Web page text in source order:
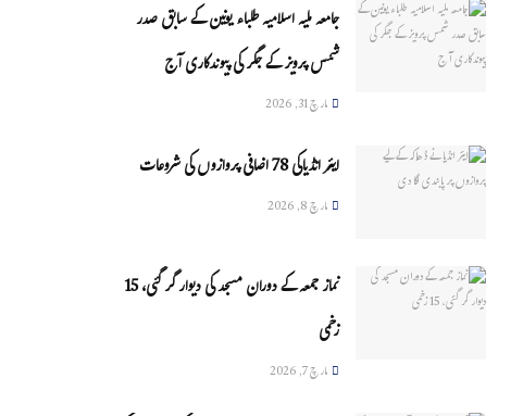
جامعہ ملیہ اسلامیہ طلباء یونین کے سابق صدر
شمس پرویز کے جگر کی پیوندکاری آج
مارچ 31, 2026
ایئر انڈیاکی 78 اضافی پروازوں کی شروعات
مارچ 8, 2026
نماز جمعہ کے دوران مسجد کی دیوار گر گئی، 15
زخمی
مارچ 7, 2026